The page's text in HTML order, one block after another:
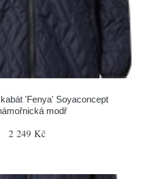
'Fenya' Soyaconcept
modř
2 249 Kč